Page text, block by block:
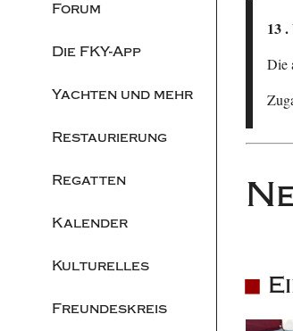
Forum
Die FKY-App
Yachten und mehr
Restaurierung
Regatten
Kalender
Kulturelles
Freundeskreis
13
Die